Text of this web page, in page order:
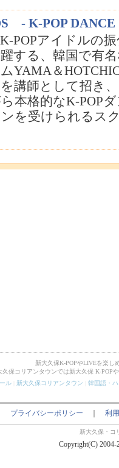
- K-POP DANCE
POPアイドルの
する、韓国で有
YAMA＆
講師として招き
本格的なK-POP
を受けられるス
新大久保K-POPやLIVEを楽し
久保コリアンタウンでは新大久保 K-POP
ル 新大久保コリアンタウン 韓国語・
プライバシーポリシー 利
新大久保・コ
Copyright(C)